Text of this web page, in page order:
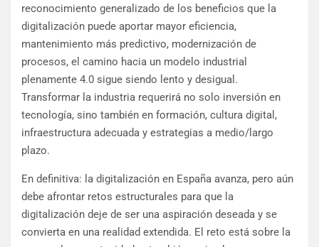
reconocimiento generalizado de los beneficios que la
digitalización puede aportar mayor eficiencia,
mantenimiento más predictivo, modernización de
procesos, el camino hacia un modelo industrial
plenamente 4.0 sigue siendo lento y desigual.
Transformar la industria requerirá no solo inversión en
tecnología, sino también en formación, cultura digital,
infraestructura adecuada y estrategias a medio/largo
plazo.
En definitiva: la digitalización en España avanza, pero aún
debe afrontar retos estructurales para que la
digitalización deje de ser una aspiración deseada y se
convierta en una realidad extendida. El reto está sobre la